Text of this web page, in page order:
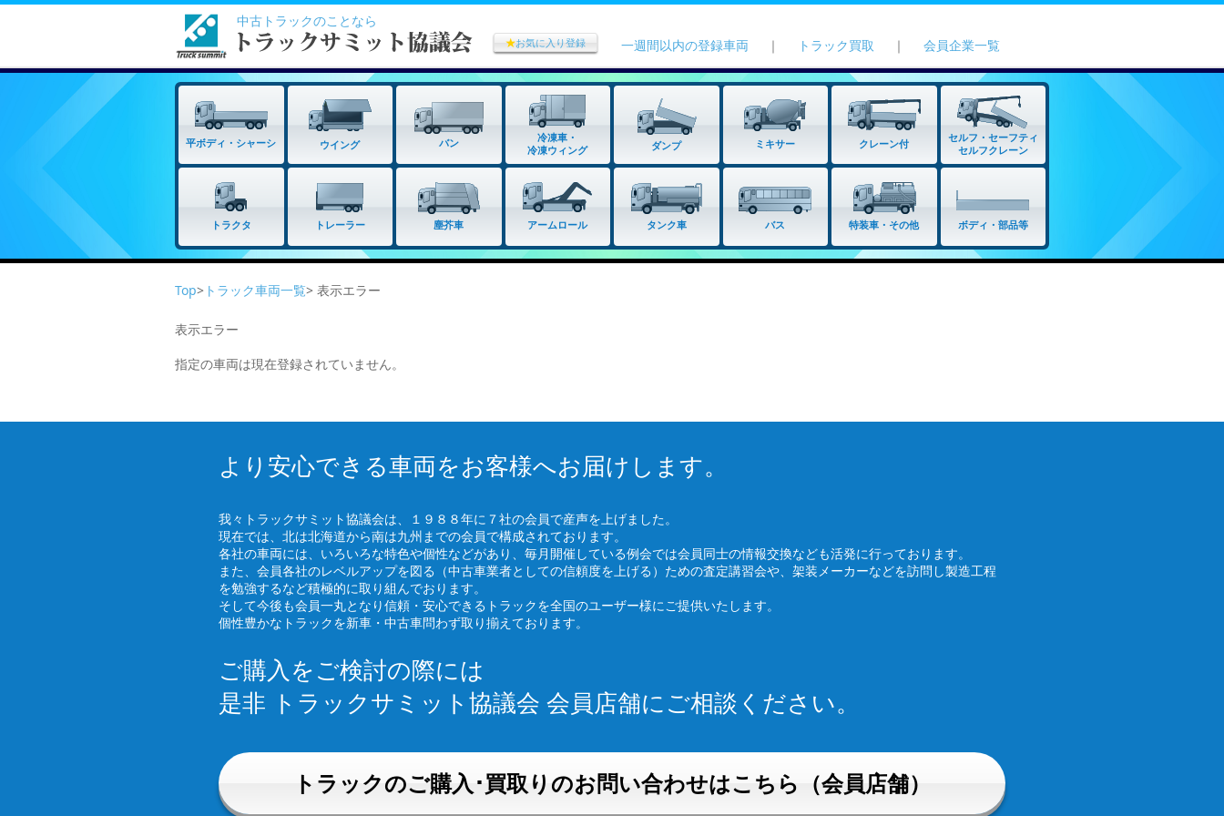
中古トラックのことなら
★お気に入り登録 一週間以内の登録車両 ｜ トラック買取 ｜ 会員企業一覧
平ボディ・シャーシ ウイング バン
冷凍車・
冷凍ウィング
ダンプ ミキサー クレーン付
セルフ・セーフティ
セルフクレーン
トラクタ トレーラー 塵芥車 アームロール タンク車 バス 特装車・その他 ボディ・部品等
Top> トラック車両一覧> 表示エラー
表示エラー
指定の車両は現在登録されていません。
より安心できる車両をお客様へお届けします。
我々トラックサミット協議会は、１９８８年に７社の会員で産声を上げました。
現在では、北は北海道から南は九州までの会員で構成されております。
各社の車両には、いろいろな特色や個性などがあり、毎月開催している例会では会員同士の情報交換なども活発に行っております。
また、会員各社のレベルアップを図る（中古車業者としての信頼度を上げる）ための査定講習会や、架装メーカーなどを訪問し製造工程
を勉強するなど積極的に取り組んでおります。
そして今後も会員一丸となり信頼・安心できるトラックを全国のユーザー様にご提供いたします。
個性豊かなトラックを新車・中古車問わず取り揃えております。
ご購入をご検討の際には
是非 トラックサミット協議会 会員店舗にご相談ください。
トラックのご購入･買取りのお問い合わせはこちら（会員店舗）